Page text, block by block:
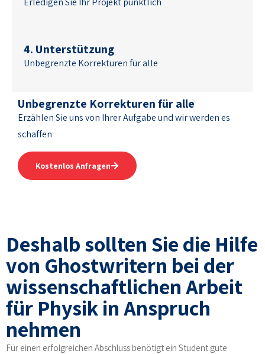
4. Unterstützung
Unbegrenzte Korrekturen für alle
Unbegrenzte Korrekturen für alle
Erzählen Sie uns von Ihrer Aufgabe und wir werden es
schaffen
Kostenlos Anfragen
Deshalb sollten Sie die Hilfe
von Ghostwritern bei der
wissenschaftlichen Arbeit
für Physik in Anspruch
nehmen
Für einen erfolgreichen Abschluss benötigt ein Student gute